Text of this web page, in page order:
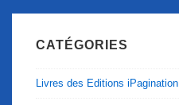
CATÉGORIES
Livres des Editions iPagination